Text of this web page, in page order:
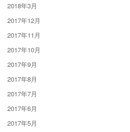
2018年3月
2017年12月
2017年11月
2017年10月
2017年9月
2017年8月
2017年7月
2017年6月
2017年5月